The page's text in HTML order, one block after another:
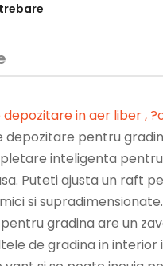
in aer liber ,
depozitare pentru
inteligenta
Puteti ajusta un raft
si
gradina are un
de gradina in interior